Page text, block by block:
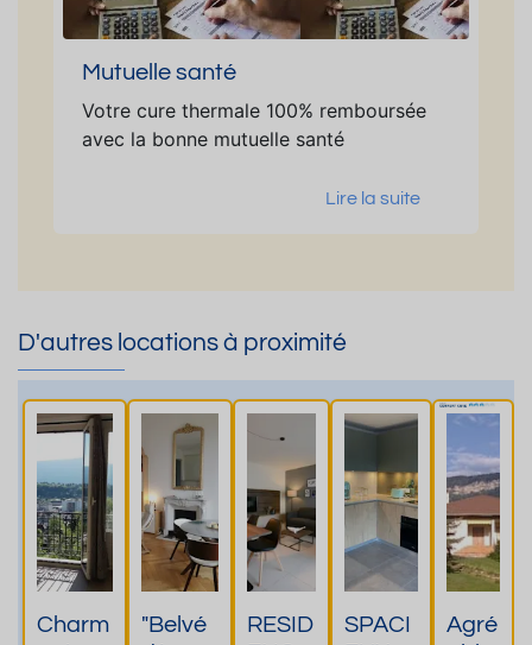
Mutuelle santé
Votre cure thermale 100% remboursée
avec la bonne mutuelle santé
Lire la suite
D'autres locations à proximité
Charm
"Belvé
RESID
SPACI
Agré